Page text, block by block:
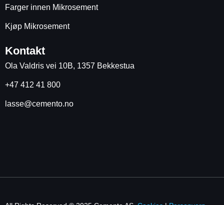
Farger innen Mikrosement
Kjøp Mikrosement
Kontakt
Ola Valdris vei 10B, 1357 Bekkestua
+47 412 41 800
lasse@cemento.no